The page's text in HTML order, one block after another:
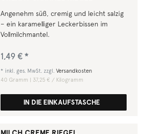
Angenehm süß, cremig und leicht salzig
– ein karamelliger Leckerbissen im
Vollmilchmantel.
1,49 € *
* inkl. ges. MwSt. zzgl.Versandkosten
40 Gramm | 37,25 € / Kilogramm
IN DIE EINKAUFSTASCHE